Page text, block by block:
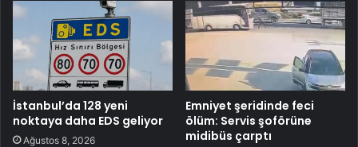
İstanbul’da 128 yeni
noktaya daha EDS geliyor
Ağustos 8, 2026
Emniyet şeridinde feci
ölüm: Servis şoförüne
midibüs çarptı